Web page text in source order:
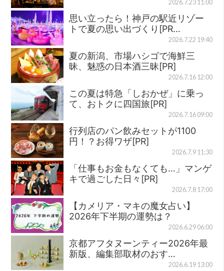
2026.7.23 11:00
思い立ったら！神戸の駅近リゾー
トで夏の思い出づくり[PR…
2026.7.22 19:40
夏の新潟、市場ハシゴで海鮮三
昧、魅惑の日本酒三昧[PR]
2026.7.16 12:00
この夏は特急「しおかぜ」に乗っ
て、おトクに四国旅[PR]
2026.7.16 09:00
行列店のパン飲みセットが1100
円！？お得ワザ[PR]
2026.7.9 11:30
「仕事もお金もなくても…」マンゲ
キで過ごした日々[PR]
2026.7.8 17:00
【カメリア・マキの魔女占い】
2026年下半期の運勢は？
2026.6.29 06:00
京都アフタヌーンティー2026年最
新版、編集部取材のおす…
2026.6.19 13:00